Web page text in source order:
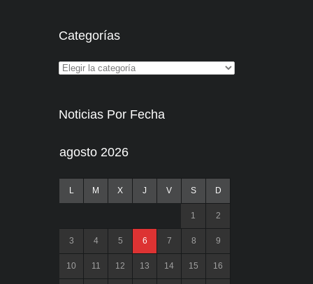
Categorías
Noticias Por Fecha
agosto 2026
L M X J V S D
1 2
3 4 5 6 7 8 9
10 11 12 13 14 15 16